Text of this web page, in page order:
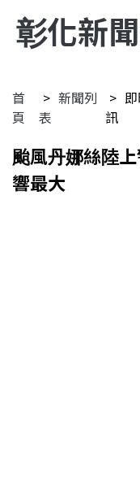
彰化新
首
頁
新聞列
表
訊
颱風丹娜絲陸
響最大